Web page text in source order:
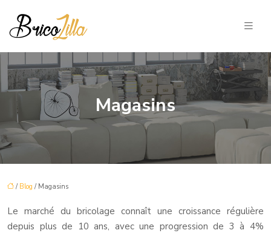
Magasins
/ Blog / Magasins
Le marché du bricolage connaît une croissance régulière
depuis plus de 10 ans, avec une progression de 3 à 4%